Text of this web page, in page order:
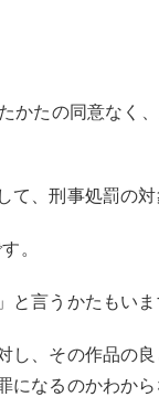
かたの同意なく
、刑事処罰の対
。
言うかたもいま
、その作品の
なるのかわから